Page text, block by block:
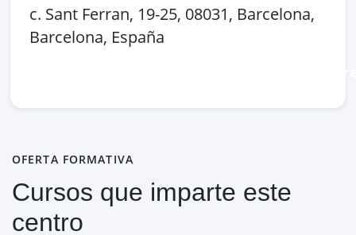
c. Sant Ferran, 19-25, 08031, Barcelona,
Barcelona, España
OFERTA FORMATIVA
Cursos que imparte este
centro